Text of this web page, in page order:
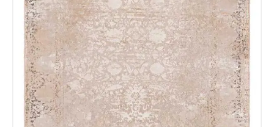
Tu mensaje.
Nombre y Referencia del producto *